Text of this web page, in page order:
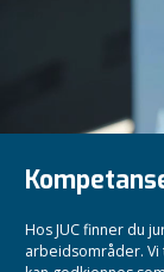
Hos JUC finner du
arbeidsområder. Vi